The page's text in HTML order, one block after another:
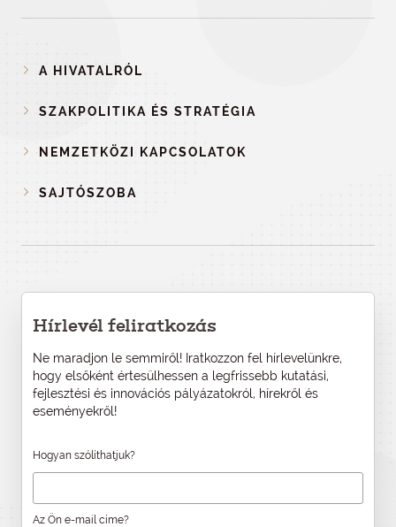
A HIVATALRÓL
SZAKPOLITIKA ÉS STRATÉGIA
NEMZETKÖZI KAPCSOLATOK
SAJTÓSZOBA
Hírlevél feliratkozás
Ne maradjon le semmiről! Iratkozzon fel hírlevelünkre,
hogy elsőként értesülhessen a legfrissebb kutatási,
fejlesztési és innovációs pályázatokról, hírekről és
eseményekről!
Hogyan szólíthatjuk?
Az Ön e-mail címe?